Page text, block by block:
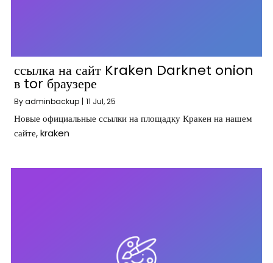
ссылка на сайт Kraken Darknet onion
в tor браузере
Byadminbackup | 11 Jul, 25
Новые официальные ссылки на площадку Кракен на нашем
сайте, kraken